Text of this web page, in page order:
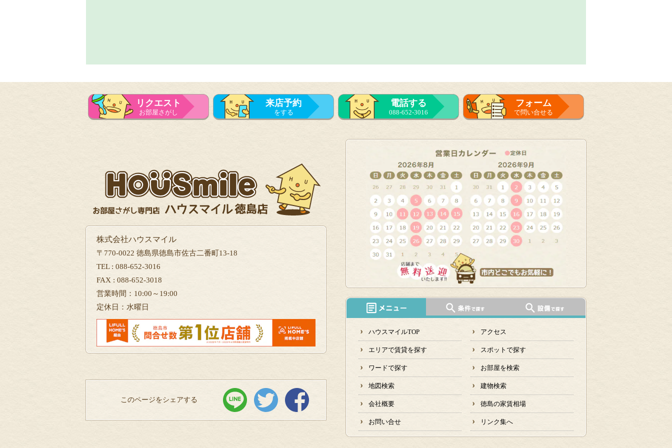
リクエスト
お部屋さがし
来店予約
をする
電話する
088-652-3016
フォーム
で問い合せる
株式会社ハウスマイル
〒770-0022 徳島県徳島市佐古二番町13-18
TEL : 088-652-3016
FAX : 088-652-3018
営業時間：10:00～19:00
定休日：水曜日
このページをシェアする
ハウスマイルTOP アクセス
エリアで賃貸を探す スポットで探す
ワードで探す お部屋を検索
地図検索 建物検索
会社概要 徳島の家賃相場
お問い合せ リンク集へ